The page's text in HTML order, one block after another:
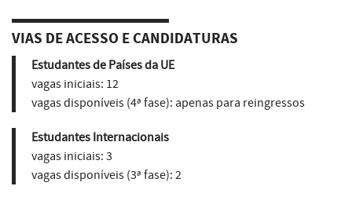
VIAS DE ACESSO E CANDIDATURAS
Estudantes de Países da UE
vagas iniciais: 12
vagas disponíveis (4ª fase): apenas para reingressos
Estudantes Internacionais
vagas iniciais: 3
vagas disponíveis (3ª fase): 2